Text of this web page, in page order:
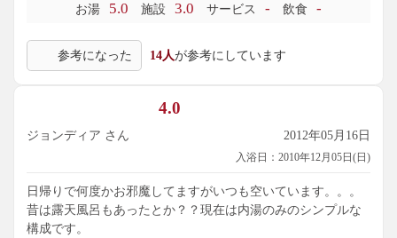
まろやかな味。この湯口は男女共用で、往き来は出来ません
が、奥の方で女湯と繋がっていました。PH7.7で、肌がややス
ベスベする浴感。窓の外には裏山。ずっと貸切状態で、古の
良泉を堪能しました。
主な成分: ﾅﾄﾘｳﾑｲｵﾝ1106mg、ｶﾙｼｳﾑｲｵﾝ491.5mg、塩素ｲｵﾝ1915
mg、硫酸ｲｵﾝ958.5、ﾒﾀｹｲ酸49.6mg、成分総計4.58g
お湯 5.0 施設 3.0 サービス - 飲食 -
参考になった 14人が参考にしています
4.0
ジョンディア さん 2012年05月16日
入浴日：2010年12月05日(日)
日帰りで何度かお邪魔してますがいつも空いています。。。
昔は露天風呂もあったとか？？現在は内湯のみのシンプルな
構成です。